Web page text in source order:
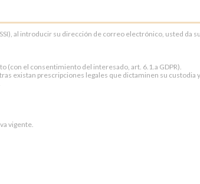
al introducir su dirección de correo electrónico, usted da
(con el consentimiento del interesado, art. 6.1.a GDPR).
existan prescripciones legales que dictaminen su custodia
vigente.